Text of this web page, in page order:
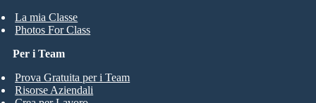
La mia Classe
Photos For Class
Per i Team
Prova Gratuita per i Team
Risorse Aziendali